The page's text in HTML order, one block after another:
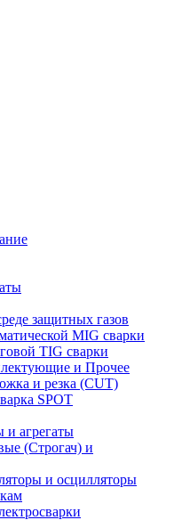
защитных газов
MIG сварки
TIG сварки
и Прочее
и резка (CUT)
SPOT
и агрегаты
(Строгач) и
и осцилляторы